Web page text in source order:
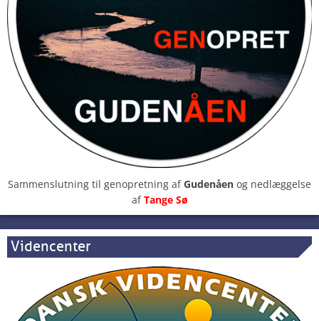
Sammenslutning til genopretning afGudenåen og nedlæggelse
afTange Sø
Videncenter